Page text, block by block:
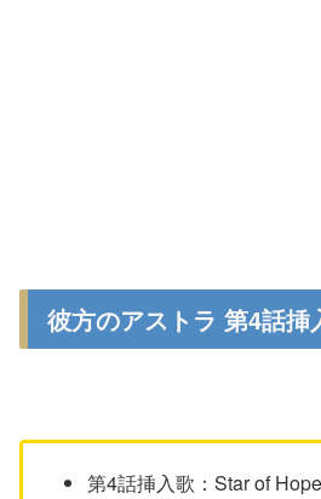
彼方のアストラ 第4話挿
第4話挿入歌：Star of